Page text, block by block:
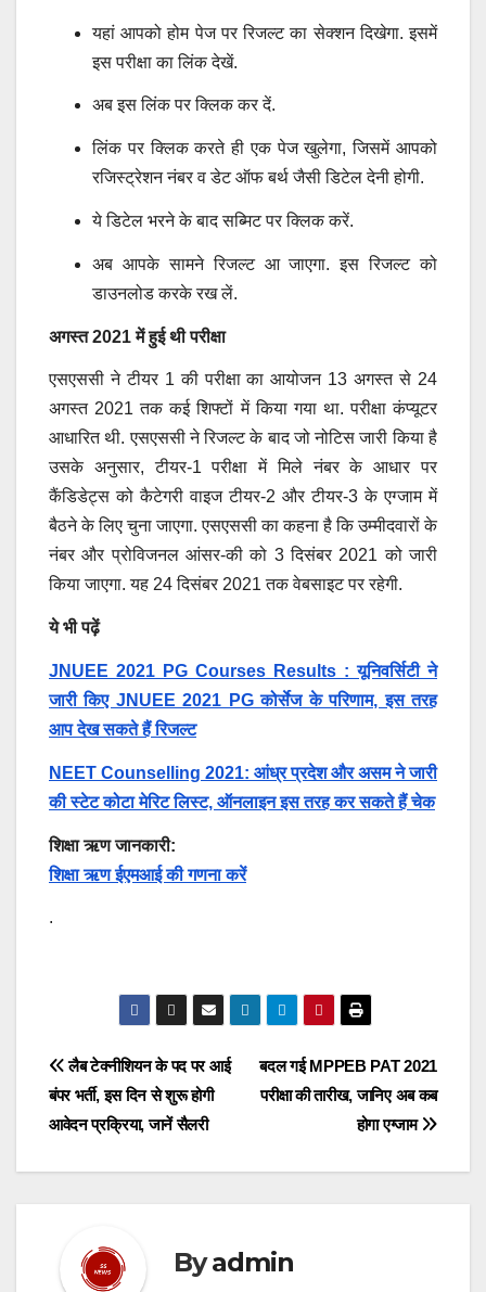
यहां आपको होम पेज पर रिजल्ट का सेक्शन दिखेगा. इसमें
इस परीक्षा का लिंक देखें.
अब इस लिंक पर क्लिक कर दें.
लिंक पर क्लिक करते ही एक पेज खुलेगा, जिसमें आपको
रजिस्ट्रेशन नंबर व डेट ऑफ बर्थ जैसी डिटेल देनी होगी.
ये डिटेल भरने के बाद सब्मिट पर क्लिक करें.
अब आपके सामने रिजल्ट आ जाएगा. इस रिजल्ट को
डाउनलोड करके रख लें.
अगस्त 2021 में हुई थी परीक्षा
एसएससी ने टीयर 1 की परीक्षा का आयोजन 13 अगस्त से 24
अगस्त 2021 तक कई शिफ्टों में किया गया था. परीक्षा कंप्यूटर
आधारित थी. एसएससी ने रिजल्ट के बाद जो नोटिस जारी किया है
उसके अनुसार, टीयर-1 परीक्षा में मिले नंबर के आधार पर
कैंडिडेट्स को कैटेगरी वाइज टीयर-2 और टीयर-3 के एग्जाम में
बैठने के लिए चुना जाएगा. एसएससी का कहना है कि उम्मीदवारों के
नंबर और प्रोविजनल आंसर-की को 3 दिसंबर 2021 को जारी
किया जाएगा. यह 24 दिसंबर 2021 तक वेबसाइट पर रहेगी.
ये भी पढ़ें
JNUEE 2021 PG Courses Results : यूनिवर्सिटी ने
जारी किए JNUEE 2021 PG कोर्सेज के परिणाम, इस तरह
आप देख सकते हैं रिजल्ट
NEET Counselling 2021: आंध्र प्रदेश और असम ने जारी
की स्टेट कोटा मेरिट लिस्ट, ऑनलाइन इस तरह कर सकते हैं चेक
शिक्षा ऋण जानकारी:
शिक्षा ऋण ईएमआई की गणना करें
.
Post
navigation
बदल गई MPPEB PAT 2021
परीक्षा की तारीख, जानिए अब कब
होगा एग्जाम
लैब टेक्नीशियन के पद पर आई
बंपर भर्ती, इस दिन से शुरू होगी
आवेदन प्रक्रिया, जानें सैलरी
Byadmin